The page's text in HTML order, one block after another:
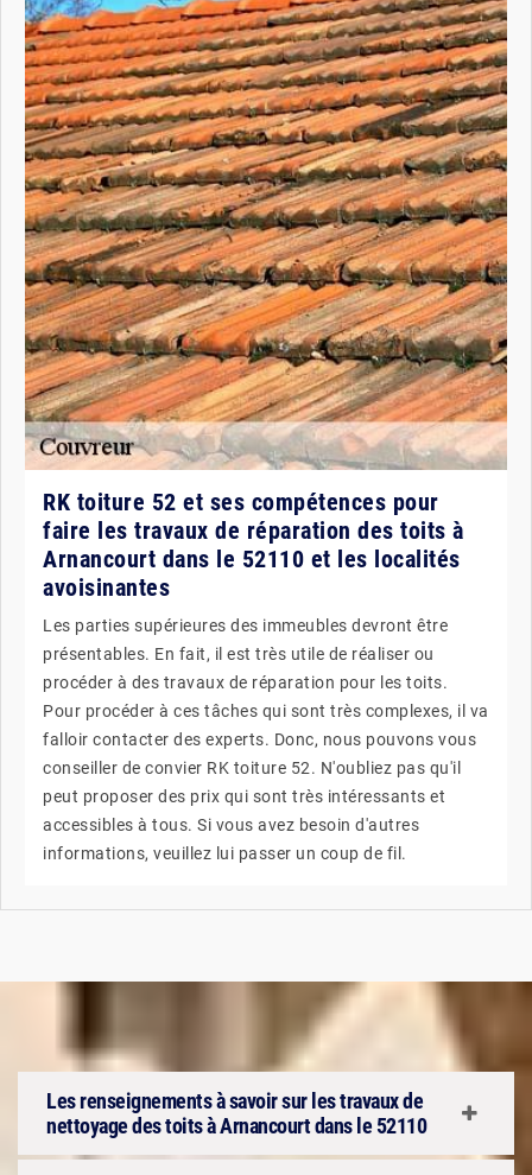
RK toiture 52 et ses compétences pour
faire les travaux de réparation des toits à
Arnancourt dans le 52110 et les localités
avoisinantes
Les parties supérieures des immeubles devront être
présentables. En fait, il est très utile de réaliser ou
procéder à des travaux de réparation pour les toits.
Pour procéder à ces tâches qui sont très complexes, il va
falloir contacter des experts. Donc, nous pouvons vous
conseiller de convier RK toiture 52. N'oubliez pas qu'il
peut proposer des prix qui sont très intéressants et
accessibles à tous. Si vous avez besoin d'autres
informations, veuillez lui passer un coup de fil.
Les renseignements à savoir sur les travaux de
nettoyage des toits à Arnancourt dans le 52110